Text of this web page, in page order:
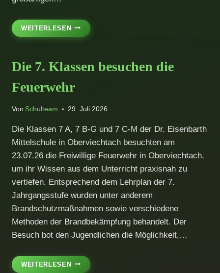
WEITERLESENHERZLICHEN
GLÜCKWUNSCH!
Die 7. Klassen besuchen die
Feuerwehr
Von Schulteam 29. Juli 2026
Die Klassen 7 A, 7 B-G und 7 C-M der Dr. Eisenbarth
Mittelschule in Oberviechtach besuchten am
23.07.26 die Freiwillige Feuerwehr in Oberviechtach,
um ihr Wissen aus dem Unterricht praxisnah zu
vertiefen. Entsprechend dem Lehrplan der 7.
Jahrgangsstufe wurden unter anderem
Brandschutzmaßnahmen sowie verschiedene
Methoden der Brandbekämpfung behandelt. Der
Besuch bot den Jugendlichen die Möglichkeit,…
WEITERLESENDIE